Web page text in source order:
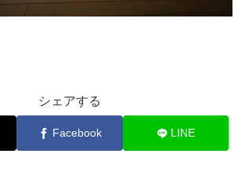
シェアする
Facebook LINE